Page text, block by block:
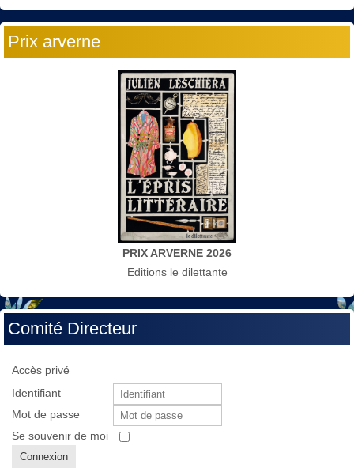
Prix arverne
PRIX ARVERNE 2026
Editions le dilettante
Comité Directeur
Accès privé
Identifiant
Mot de passe
Se souvenir de moi
Connexion